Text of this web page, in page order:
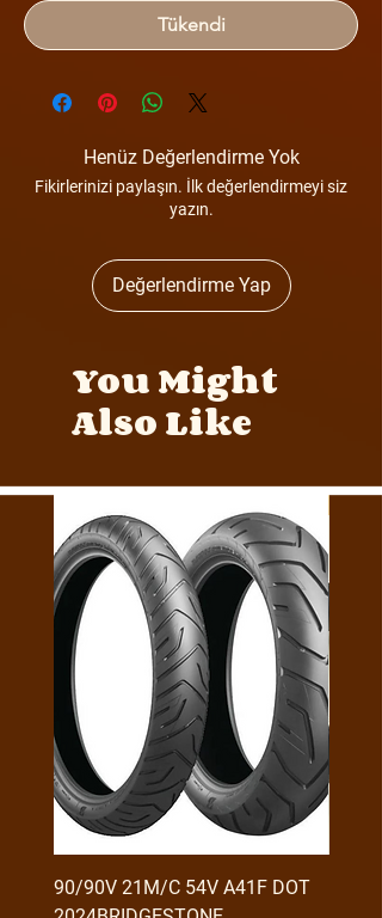
Tükendi
Henüz Değerlendirme Yok
Fikirlerinizi paylaşın. İlk değerlendirmeyi siz
yazın.
Değerlendirme Yap
You Might
Also Like
90/90V 21M/C 54V A41F DOT